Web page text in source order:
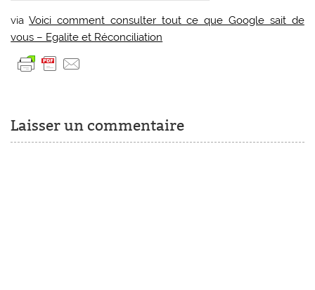
viaVoici comment consulter tout ce que Google sait de
vous – Egalite et Réconciliation
Laisser un commentaire